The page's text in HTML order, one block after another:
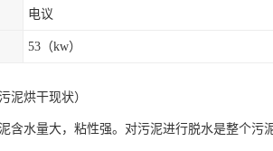
电议
53（kw）
泥烘干现状）
含水量大，粘性强。对污泥进行脱水是整个